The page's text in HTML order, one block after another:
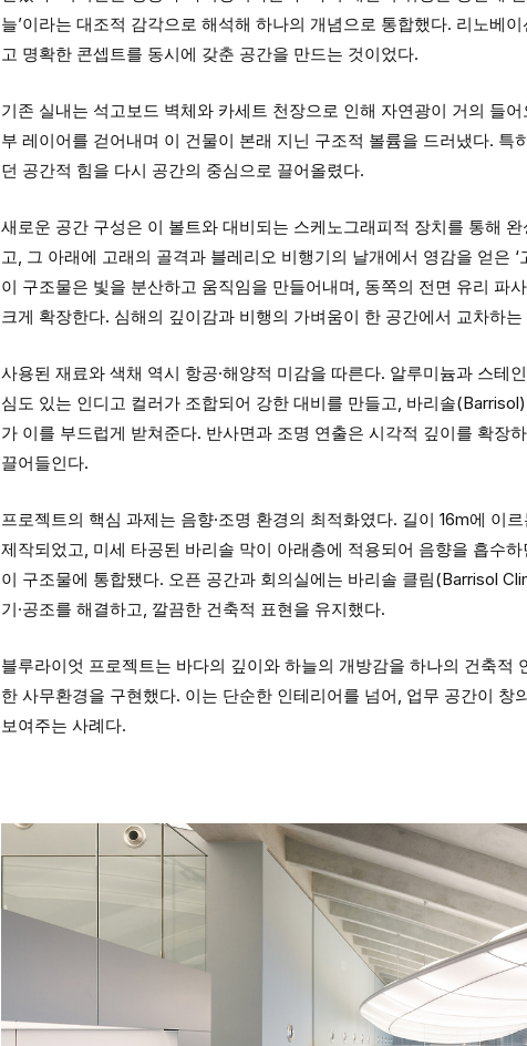
늘’이라는 대조적 감각으로 해석해 하나의 개념으로 통합했다. 리노베
고 명확한 콘셉트를 동시에 갖춘 공간을 만드는 것이었다.
기존 실내는 석고보드 벽체와 카세트 천장으로 인해 자연광이 거의 들
부 레이어를 걷어내며 이 건물이 본래 지닌 구조적 볼륨을 드러냈다. 특
던 공간적 힘을 다시 공간의 중심으로 끌어올렸다.
새로운 공간 구성은 이 볼트와 대비되는 스케노그래피적 장치를 통해
고, 그 아래에 고래의 골격과 블레리오 비행기의 날개에서 영감을 얻은
이 구조물은 빛을 분산하고 움직임을 만들어내며, 동쪽의 전면 유리 파
크게 확장한다. 심해의 깊이감과 비행의 가벼움이 한 공간에서 교차하는
사용된 재료와 색채 역시 항공·해양적 미감을 따른다. 알루미늄과 스테
심도 있는 인디고 컬러가 조합되어 강한 대비를 만들고, 바리솔
가 이를 부드럽게 받쳐준다. 반사면과 조명 연출은 시각적 깊이를 확장
끌어들인다.
프로젝트의 핵심 과제는 음향·조명 환경의 최적화였다. 길이 16m에 이
제작되었고, 미세 타공된 바리솔 막이 아래층에 적용되어 음향을 흡수
이 구조물에 통합됐다. 오픈 공간과 회의실에는 바리솔 클림(Barrisol
기·공조를 해결하고, 깔끔한 건축적 표현을 유지했다.
블루라이엇 프로젝트는 바다의 깊이와 하늘의 개방감을 하나의 건축적
한 사무환경을 구현했다. 이는 단순한 인테리어를 넘어, 업무 공간이 창
보여주는 사례다.